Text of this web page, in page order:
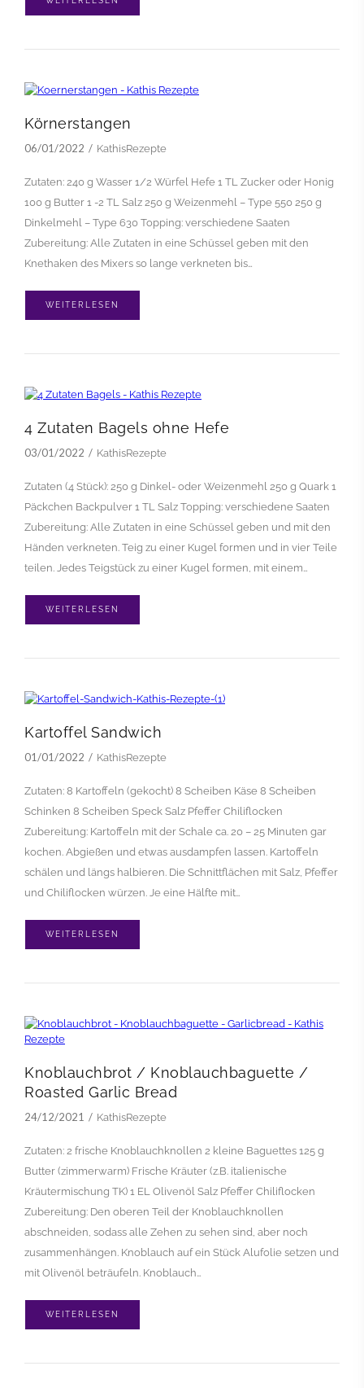
Körnerstangen
06/01/2022 KathisRezepte
Zutaten: 240 g Wasser 1/2 Würfel Hefe 1 TL Zucker oder Honig
100 g Butter 1 -2 TL Salz 250 g Weizenmehl – Type 550 250 g
Dinkelmehl – Type 630 Topping: verschiedene Saaten
Zubereitung: Alle Zutaten in eine Schüssel geben mit den
Knethaken des Mixers so lange verkneten bis…
WEITERLESEN
4 Zutaten Bagels ohne Hefe
03/01/2022 KathisRezepte
Zutaten (4 Stück): 250 g Dinkel- oder Weizenmehl 250 g Quark 1
Päckchen Backpulver 1 TL Salz Topping: verschiedene Saaten
Zubereitung: Alle Zutaten in eine Schüssel geben und mit den
Händen verkneten. Teig zu einer Kugel formen und in vier Teile
teilen. Jedes Teigstück zu einer Kugel formen, mit einem…
WEITERLESEN
Kartoffel Sandwich
01/01/2022 KathisRezepte
Zutaten: 8 Kartoffeln (gekocht) 8 Scheiben Käse 8 Scheiben
Schinken 8 Scheiben Speck Salz Pfeffer Chiliflocken
Zubereitung: Kartoffeln mit der Schale ca. 20 – 25 Minuten gar
kochen. Abgießen und etwas ausdampfen lassen. Kartoffeln
schälen und längs halbieren. Die Schnittflächen mit Salz, Pfeffer
und Chiliflocken würzen. Je eine Hälfte mit…
WEITERLESEN
Knoblauchbrot / Knoblauchbaguette /
Roasted Garlic Bread
24/12/2021 KathisRezepte
Zutaten: 2 frische Knoblauchknollen 2 kleine Baguettes 125 g
Butter (zimmerwarm) Frische Kräuter (z.B. italienische
Kräutermischung TK) 1 EL Olivenöl Salz Pfeffer Chiliflocken
Zubereitung: Den oberen Teil der Knoblauchknollen
abschneiden, sodass alle Zehen zu sehen sind, aber noch
zusammenhängen. Knoblauch auf ein Stück Alufolie setzen und
mit Olivenöl beträufeln. Knoblauch…
WEITERLESEN